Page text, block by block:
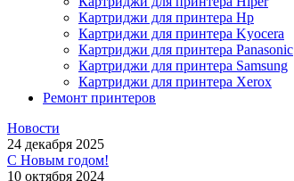
Картриджи для принтера Hp
Картриджи для принтера Kyocera
Картриджи для принтера Panasonic
Картриджи для принтера Samsung
Картриджи для принтера Xerox
Ремонт принтеров
Новости
24 декабря 2025
С Новым годом!
10 октября 2024